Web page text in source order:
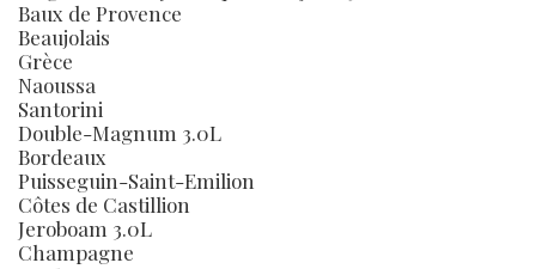
Baux de Provence
Beaujolais
Grèce
Naoussa
Santorini
Double-Magnum 3.0L
Bordeaux
Puisseguin-Saint-Emilion
Côtes de Castillion
Jeroboam 3.0L
Champagne